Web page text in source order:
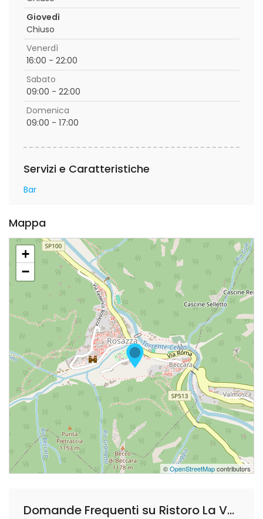
Giovedì
Chiuso
Venerdì
16:00 - 22:00
Sabato
09:00 - 22:00
Domenica
09:00 - 17:00
Servizi e Caratteristiche
Bar
Mappa
+
−
©OpenStreetMapcontributors
Domande Frequenti su Ristoro La Valligiana